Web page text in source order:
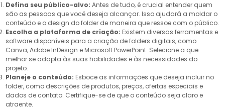
Defina seu público-alvo: Antes de tudo, é crucial entender quem
são as pessoas que você deseja alcançar. Isso ajudará a moldar o
conteúdo e o design do folder de maneira que ressoe com o público.
Escolha a plataforma de criação: Existem diversas ferramentas e
software disponíveis para a criação de folders digitais, como
Canva, Adobe InDesign e Microsoft PowerPoint. Selecione a que
melhor se adapta às suas habilidades e às necessidades do
projeto.
Planeje o conteúdo: Esboce as informações que deseja incluir no
folder, como descrições de produtos, preços, ofertas especiais e
dados de contato. Certifique-se de que o conteúdo seja claro e
atraente.